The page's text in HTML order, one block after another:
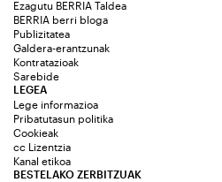
Ezagutu BERRIA Taldea
BERRIA berri bloga
Publizitatea
Galdera-erantzunak
Kontratazioak
Sarebide
LEGEA
Lege informazioa
Pribatutasun politika
Cookieak
cc Lizentzia
Kanal etikoa
BESTELAKO ZERBITZUAK